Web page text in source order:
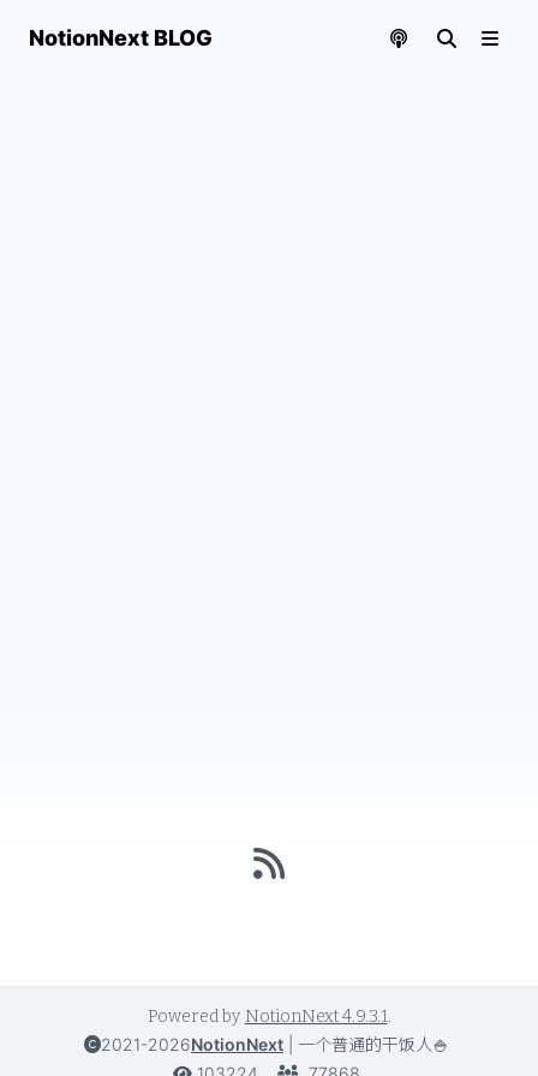
NotionNext BLOG
Powered by NotionNext4.9.3.1.
2021-2026NotionNext
一个普通的干饭人🍚